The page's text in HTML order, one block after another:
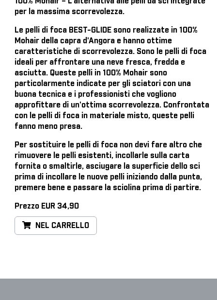
per la massima scorrevolezza.
Le pelli di foca BEST-GLIDE sono realizzate in 100%
Mohair della capra d'Angora e hanno ottime
caratteristiche di scorrevolezza. Sono le pelli di foca
ideali per affrontare una neve fresca, fredda e
asciutta. Queste pelli in 100% Mohair sono
particolarmente indicate per gli sciatori con una
buona tecnica e i professionisti che vogliono
approfittare di un'ottima scorrevolezza. Confrontata
con le pelli di foca in materiale misto, queste pelli
fanno meno presa.
Per sostituire le pelli di foca non devi fare altro che
rimuovere le pelli esistenti, incollarle sulla carta
fornita o smaltirle, asciugare la superficie dello sci
prima di incollare le nuove pelli iniziando dalla punta,
premere bene e passare la sciolina prima di partire.
Prezzo EUR 34,90
NEL CARRELLO